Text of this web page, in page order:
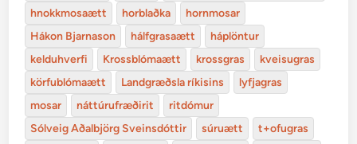
hnokkmosaætt
horblaðka
hornmosar
Hákon Bjarnason
hálfgrasaætt
háplöntur
kelduhverfi
Krossblómaætt krossgras
kveisugras
körfublómaætt
Landgræðsla ríkisins
lyfjagras
mosar
náttúrufræðirit
ritdómur
Sólveig Aðalbjörg Sveinsdóttir
súruætt
t+ofugras